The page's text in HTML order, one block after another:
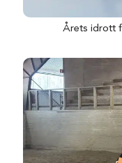
Årets idrott